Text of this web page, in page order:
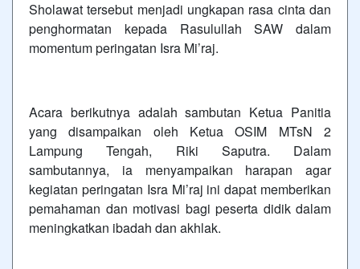
Sholawat tersebut menjadi ungkapan rasa cinta dan
penghormatan kepada Rasulullah SAW dalam
momentum peringatan Isra Mi’raj.
Acara berikutnya adalah sambutan Ketua Panitia
yang disampaikan oleh Ketua OSIM MTsN 2
Lampung Tengah, Riki Saputra. Dalam
sambutannya, ia menyampaikan harapan agar
kegiatan peringatan Isra Mi’raj ini dapat memberikan
pemahaman dan motivasi bagi peserta didik dalam
meningkatkan ibadah dan akhlak.